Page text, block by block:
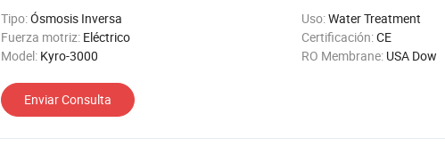
Tipo:Ósmosis Inversa Uso:Water Treatment
Fuerza motriz: Eléctrico Certificación:CE
Model: Kyro-3000 RO Membrane: USA Dow
Enviar Consulta